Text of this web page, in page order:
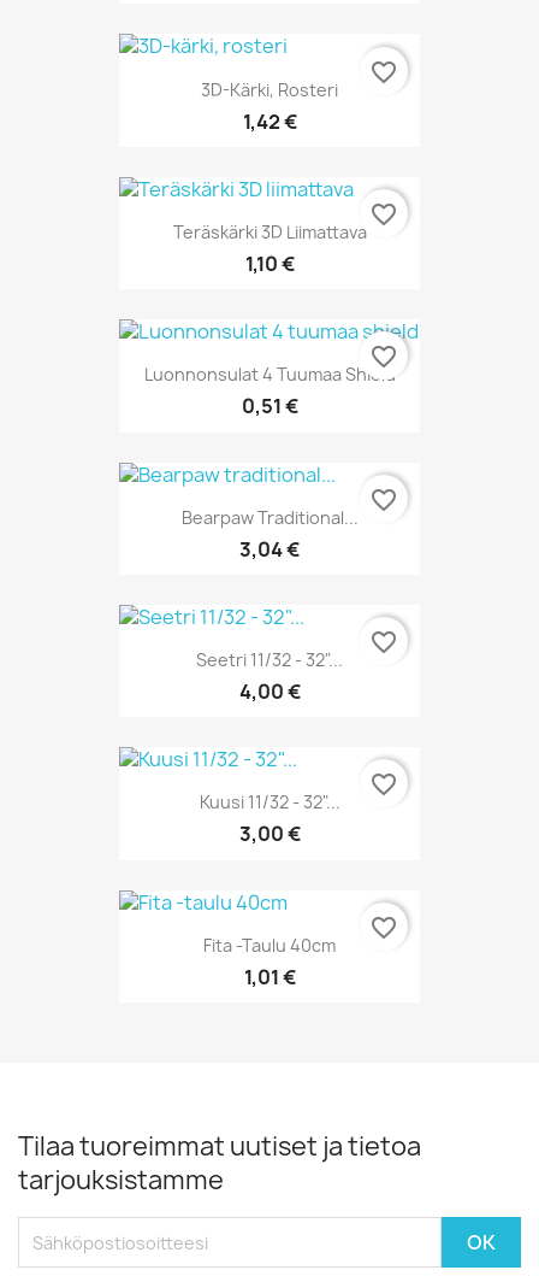
3D-Kärki, Rosteri
1,42 €
favorite_border
Teräskärki 3D Liimattava
1,10 €
favorite_border
Luonnonsulat 4 Tuumaa Shield
0,51 €
favorite_border
Bearpaw Traditional...
3,04 €
favorite_border
Seetri 11/32 - 32"...
4,00 €
favorite_border
Kuusi 11/32 - 32"...
3,00 €
favorite_border
Fita -taulu 40cm
1,01 €
favorite_border
Tilaa tuoreimmat uutiset ja tietoa
tarjouksistamme